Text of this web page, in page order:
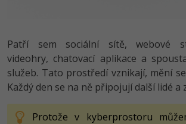
Patří sem sociální sítě, webové
videohry, chatovací aplikace a
služeb. Tato prostředí vznikají, mění
Každý den se na ně připojují další lidé a
Protože v kyberprostoru